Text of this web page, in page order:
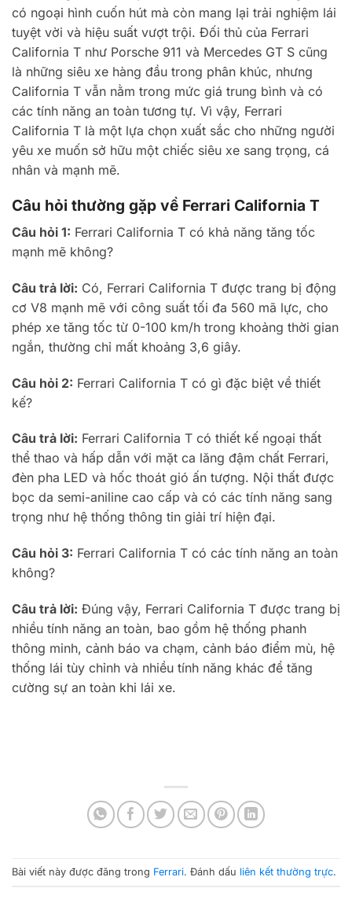
có ngoại hình cuốn hút mà còn mang lại trải nghiệm lái
tuyệt vời và hiệu suất vượt trội. Đối thủ của Ferrari
California T như Porsche 911 và Mercedes GT S cũng
là những siêu xe hàng đầu trong phân khúc, nhưng
California T vẫn nằm trong mức giá trung bình và có
các tính năng an toàn tương tự. Vì vậy, Ferrari
California T là một lựa chọn xuất sắc cho những người
yêu xe muốn sở hữu một chiếc siêu xe sang trọng, cá
nhân và mạnh mẽ.
Câu hỏi thường gặp về Ferrari California T
Câu hỏi 1: Ferrari California T có khả năng tăng tốc
mạnh mẽ không?
Câu trả lời: Có, Ferrari California T được trang bị động
cơ V8 mạnh mẽ với công suất tối đa 560 mã lực, cho
phép xe tăng tốc từ 0-100 km/h trong khoảng thời gian
ngắn, thường chỉ mất khoảng 3,6 giây.
Câu hỏi 2: Ferrari California T có gì đặc biệt về thiết
kế?
Câu trả lời: Ferrari California T có thiết kế ngoại thất
thể thao và hấp dẫn với mặt ca lăng đậm chất Ferrari,
đèn pha LED và hốc thoát gió ấn tượng. Nội thất được
bọc da semi-aniline cao cấp và có các tính năng sang
trọng như hệ thống thông tin giải trí hiện đại.
Câu hỏi 3: Ferrari California T có các tính năng an toàn
không?
Câu trả lời: Đúng vậy, Ferrari California T được trang bị
nhiều tính năng an toàn, bao gồm hệ thống phanh
thông minh, cảnh báo va chạm, cảnh báo điểm mù, hệ
thống lái tùy chỉnh và nhiều tính năng khác để tăng
cường sự an toàn khi lái xe.
Bài viết này được đăng trong Ferrari. Đánh dấu liên kết thường trực.